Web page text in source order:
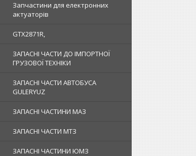
Запчастини для електронних
актуаторів
GTX2871R,
ЗАПАСНІ ЧАСТИ ДО ІМПОРТНОЇ
ГРУЗОВОЇ ТЕХНІКИ
ЗАПАСНІ ЧАСТИ АВТОБУСА
GULERYUZ
ЗАПАСНІ ЧАСТИНИ МАЗ
ЗАПАСНІ ЧАСТИ МТЗ
ЗАПАСНІ ЧАСТИНИ ЮМЗ